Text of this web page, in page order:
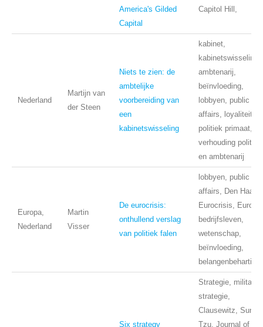
America's Gilded
Capital
Capitol Hill,
Nederland
Martijn van
der Steen
Niets te zien: de
ambtelijke
voorbereiding van
een
kabinetswisseling
kabinet,
kabinetswisseling,
ambtenarij,
beïnvloeding,
lobbyen, public
affairs, loyaliteit,
politiek primaat,
verhouding politiek
en ambtenarij
Europa,
Nederland
Martin
Visser
De eurocrisis:
onthullend verslag
van politiek falen
lobbyen, public
affairs, Den Haag,
Eurocrisis, Europa,
bedrijfsleven,
wetenschap,
beïnvloeding,
Six strategy
Strategie, militaire
strategie,
Clausewitz, Sun
Tzu, Journal of